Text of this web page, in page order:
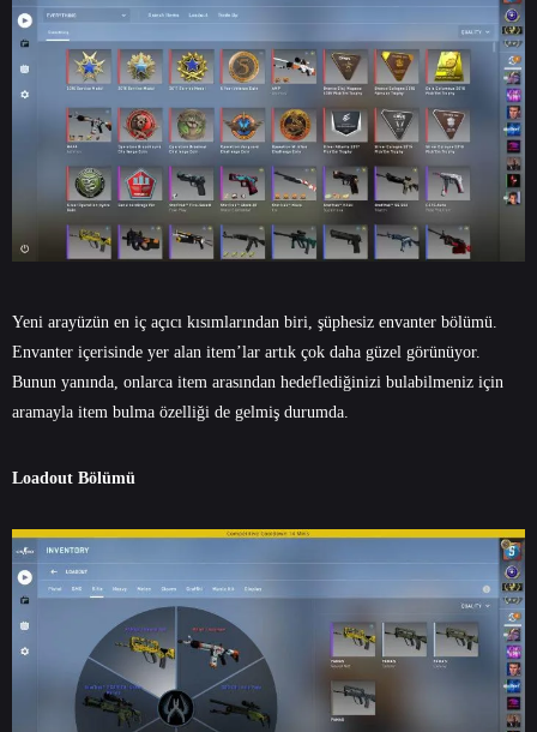
Yeni arayüzün en iç açıcı kısımlarından biri, şüphesiz envanter bölümü.
Envanter içerisinde yer alan item’lar artık çok daha güzel görünüyor.
Bunun yanında, onlarca item arasından hedeflediğinizi bulabilmeniz için
aramayla item bulma özelliği de gelmiş durumda.
Loadout Bölümü